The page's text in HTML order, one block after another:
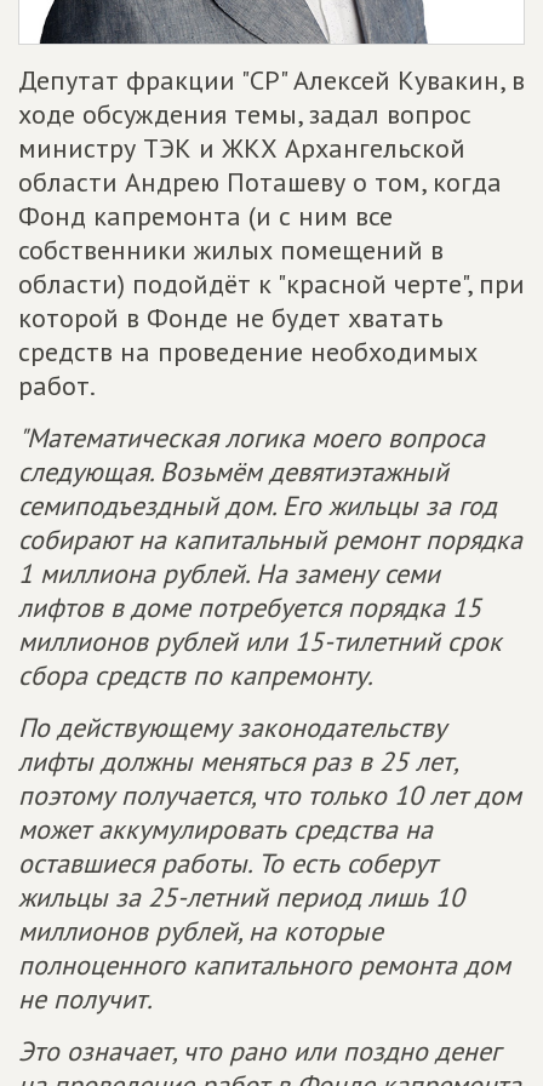
Депутат фракции "СР" Алексей Кувакин, в
ходе обсуждения темы, задал вопрос
министру ТЭК и ЖКХ Архангельской
области Андрею Поташеву о том, когда
Фонд капремонта (и с ним все
собственники жилых помещений в
области) подойдёт к "красной черте", при
которой в Фонде не будет хватать
средств на проведение необходимых
работ.
"Математическая логика моего вопроса
следующая. Возьмём девятиэтажный
семиподъездный дом. Его жильцы за год
собирают на капитальный ремонт порядка
1 миллиона рублей. На замену семи
лифтов в доме потребуется порядка 15
миллионов рублей или 15-тилетний срок
сбора средств по капремонту.
По действующему законодательству
лифты должны меняться раз в 25 лет,
поэтому получается, что только 10 лет дом
может аккумулировать средства на
оставшиеся работы. То есть соберут
жильцы за 25-летний период лишь 10
миллионов рублей, на которые
полноценного капитального ремонта дом
не получит.
Это означает, что рано или поздно денег